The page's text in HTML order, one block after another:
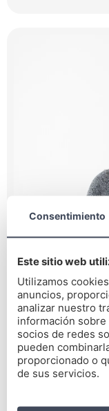
Dolor de
prevenirlo?
LEER MÁS ->
Consentimiento
Este sitio web
Utilizamos
anuncios,
analizar nuestro
información
socios de redes
pueden
proporcionado o
de sus servicios.